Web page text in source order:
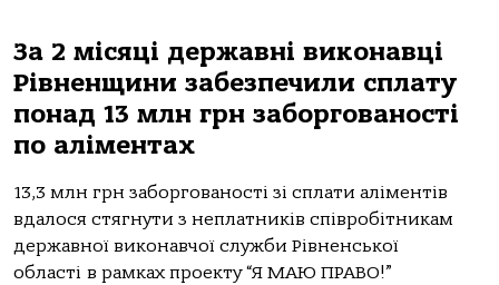
За 2 місяці державні виконавці
Рівненщини забезпечили сплату
понад 13 млн грн заборгованості
по аліментах
13,3 млн грн заборгованості зі сплати аліментів
вдалося стягнути з неплатників співробітникам
державної виконавчої служби Рівненської
області в рамках проекту “Я МАЮ ПРАВО!”